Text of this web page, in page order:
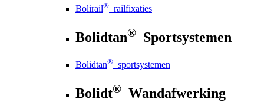
Bolirail® railfixaties
Bolidtan® Sportsystemen
Bolidtan® sportsystemen
Bolidt® Wandafwerking